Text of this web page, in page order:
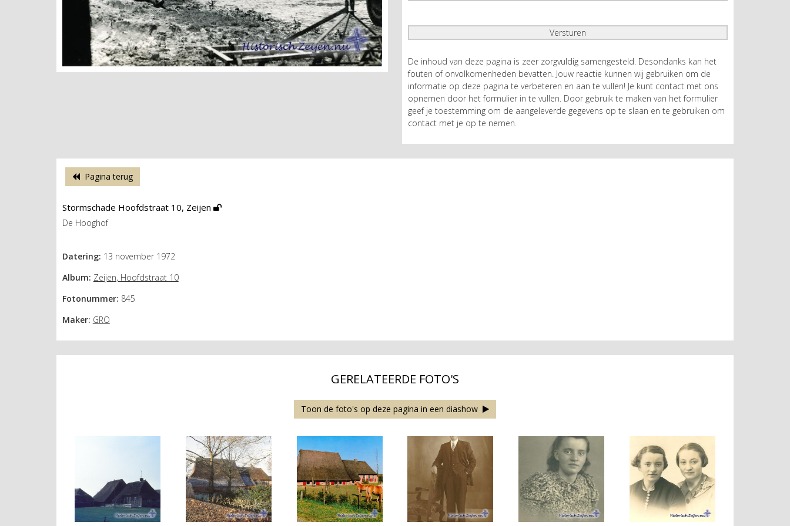
De inhoud van deze pagina is zeer zorgvuldig samengesteld. Desondanks kan het
fouten of onvolkomenheden bevatten. Jouw reactie kunnen wij gebruiken om de
informatie op deze pagina te verbeteren en aan te vullen! Je kunt contact met ons
opnemen door het formulier in te vullen. Door gebruik te maken van het formulier
geef je toestemming om de aangeleverde gegevens op te slaan en te gebruiken om
contact met je op te nemen.
Pagina terug
Stormschade Hoofdstraat 10, Zeijen
De Hooghof
Datering: 13 november 1972
Album: Zeijen, Hoofdstraat 10
Fotonummer: 845
Maker: GRO
GERELATEERDE FOTO'S
Toon de foto's op deze pagina in een diashow